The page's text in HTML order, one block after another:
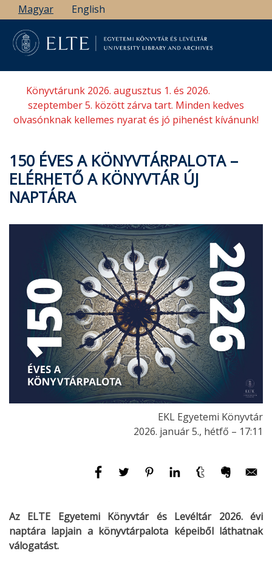
Ugrás
a
tartalomra
Magyar English
Könyvtárunk 2026. augusztus 1. és 2026.
szeptember 5. között zárva tart. Minden kedves
olvasónknak kellemes nyarat és jó pihenést kívánunk!
150 ÉVES A KÖNYVTÁRPALOTA –
ELÉRHETŐ A KÖNYVTÁR ÚJ
NAPTÁRA
EKL Egyetemi Könyvtár
2026. január 5., hétfő – 17:11
Az ELTE Egyetemi Könyvtár és Levéltár 2026. évi
naptára lapjain a könyvtárpalota képeiből láthatnak
válogatást.